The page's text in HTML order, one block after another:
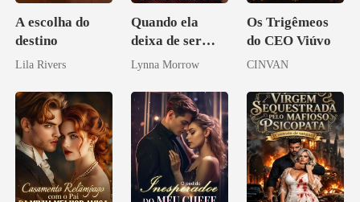
A escolha do
destino
Lila Rivers
Quando ela
deixa de ser
submissa
Lynna Morrow
Os Trigêmeos
do CEO Viúvo
CINVAN